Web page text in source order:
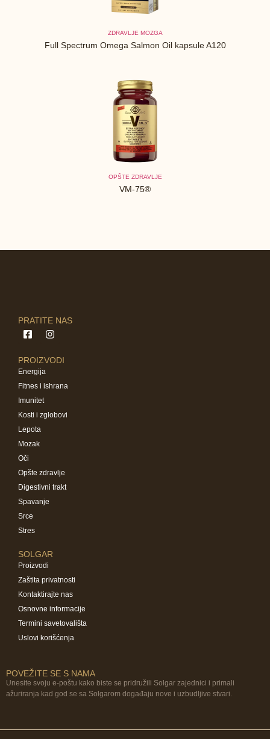
ZDRAVLJE MOZGA
Full Spectrum Omega Salmon Oil kapsule A120
OPŠTE ZDRAVLJE
VM-75®
PRATITE NAS
PROIZVODI
Energija
Fitnes i ishrana
Imunitet
Kosti i zglobovi
Lepota
Mozak
Oči
Opšte zdravlje
Digestivni trakt
Spavanje
Srce
Stres
SOLGAR
Proizvodi
Zaštita privatnosti
Kontaktirajte nas
Osnovne informacije
Termini savetovališta
Uslovi korišćenja
POVEŽITE SE S NAMA
Unesite svoju e-poštu kako biste se pridružili Solgar zajednici i primali
ažuriranja kad god se sa Solgarom događaju nove i uzbudljive stvari.